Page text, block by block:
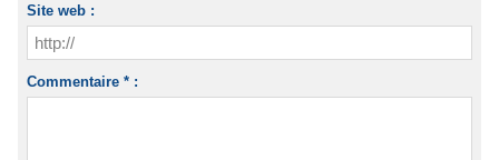
Site web :
Commentaire * :